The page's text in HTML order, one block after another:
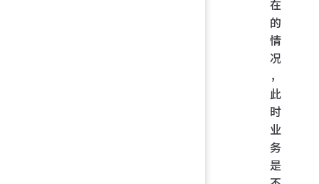
在
的
情
况
，
此
时
业
务
是